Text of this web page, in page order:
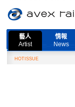
藝人
Artist
情報
News
HOTISSUE